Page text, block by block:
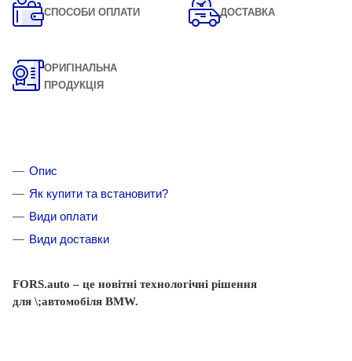
СПОСОБИ ОПЛАТИ ДОСТАВКА
ОРИГІНАЛЬНА
ПРОДУКЦІЯ
Опис
Як купити та встановити?
Види оплати
Види доставки
FORS.auto – це новітні технологічні рішення
для \;автомобіля BMW.